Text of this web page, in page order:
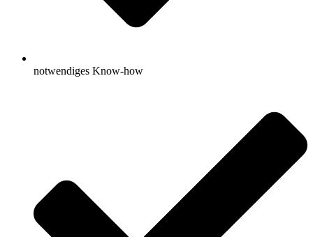
notwendiges Know-how